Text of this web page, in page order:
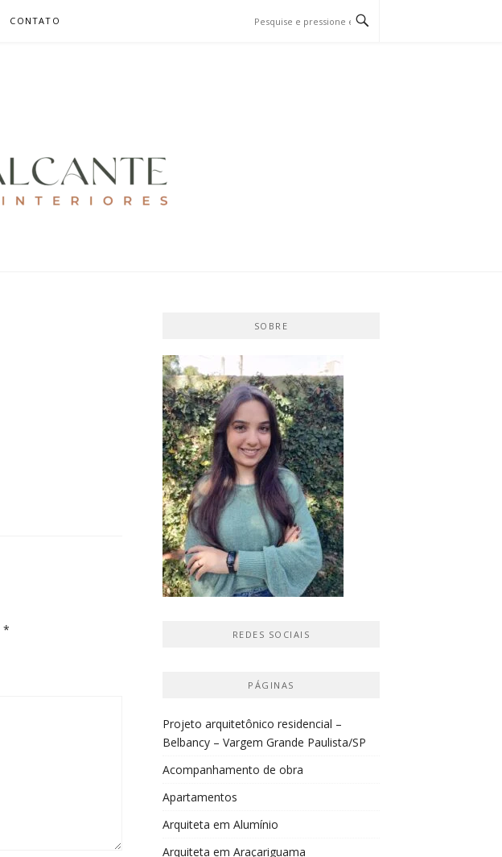
CONTATO
*
SOBRE
REDES SOCIAIS
PÁGINAS
Projeto arquitetônico residencial –
Belbancy – Vargem Grande Paulista/SP
Acompanhamento de obra
Apartamentos
Arquiteta em Alumínio
Arquiteta em Araçariguama